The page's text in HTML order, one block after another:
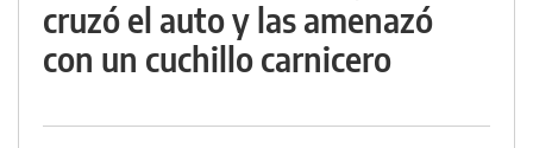
cruzó el auto y las amenazó
con un cuchillo carnicero